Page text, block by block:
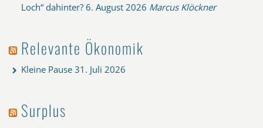
Loch“ dahinter? 6. August 2026 Marcus Klöckner
Relevante Ökonomik
Kleine Pause 31. Juli 2026
Surplus